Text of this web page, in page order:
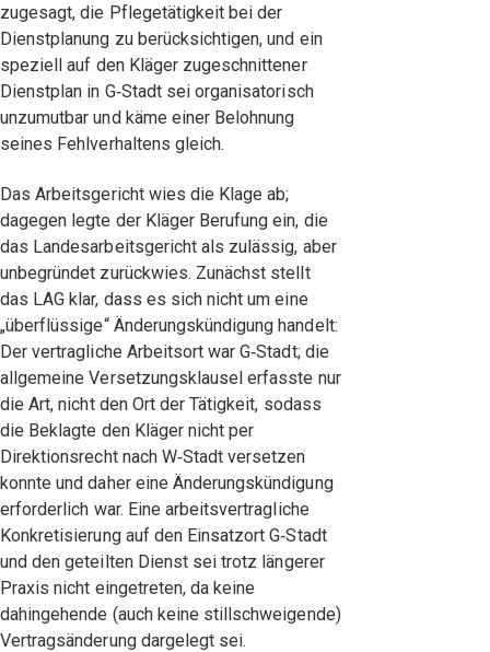
zugesagt, die Pflegetätigkeit bei der
Dienstplanung zu berücksichtigen, und ein
speziell auf den Kläger zugeschnittener
Dienstplan in G‑Stadt sei organisatorisch
unzumutbar und käme einer Belohnung
seines Fehlverhaltens gleich.
Das Arbeitsgericht wies die Klage ab;
dagegen legte der Kläger Berufung ein, die
das Landesarbeitsgericht als zulässig, aber
unbegründet zurückwies. Zunächst stellt
das LAG klar, dass es sich nicht um eine
„überflüssige“ Änderungskündigung handelt:
Der vertragliche Arbeitsort war G‑Stadt; die
allgemeine Versetzungsklausel erfasste nur
die Art, nicht den Ort der Tätigkeit, sodass
die Beklagte den Kläger nicht per
Direktionsrecht nach W‑Stadt versetzen
konnte und daher eine Änderungskündigung
erforderlich war. Eine arbeitsvertragliche
Konkretisierung auf den Einsatzort G‑Stadt
und den geteilten Dienst sei trotz längerer
Praxis nicht eingetreten, da keine
dahingehende (auch keine stillschweigende)
Vertragsänderung dargelegt sei.